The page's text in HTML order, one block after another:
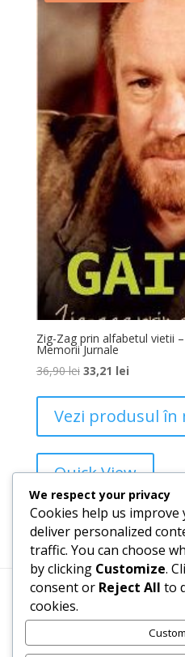
Zig-Zag prin alfabetul vietii
Memorii Jurnale
36,90lei 33,21 lei
Vezi produsul în
Quick View
Add to Wishlist
Termeni, Condiții &
We respect your privacy
Cookies help us improve
deliver personalized
traffic. You can choose
by clicking Customize.
consent or Reject All to
cookies.